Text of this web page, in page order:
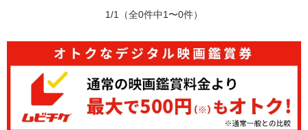
1/1 （全0件中1〜0件）